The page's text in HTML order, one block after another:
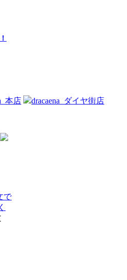
本店 dracaena_ダイヤ街店
で